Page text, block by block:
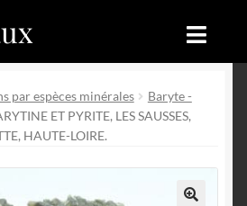
par espèces minérales
Baryte -
ET PYRITE, LES SAUSSES,
HAUTE-LOIRE.